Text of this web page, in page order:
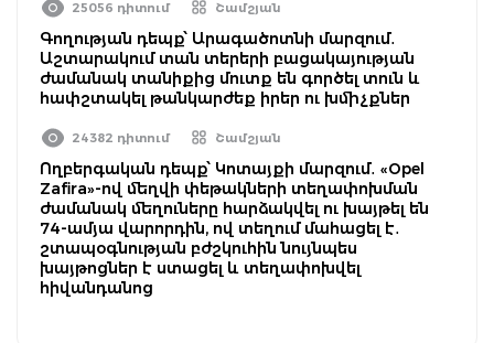
25056 դիտում Շամշյան
Գողության դեպք՝ Արագածոտնի մարզում․
Աշտարակում տան տերերի բացակայության
ժամանակ տանիքից մուտք են գործել տուն և
հափշտակել թանկարժեք իրեր ու խմիչքներ
24382 դիտում Շամշյան
Ողբերգական դեպք՝ Կոտայքի մարզում․ «Opel
Zafira»-ով մեղվի փեթակների տեղափոխման
ժամանակ մեղուները հարձակվել ու խայթել են
74-ամյա վարորդին, ով տեղում մահացել է․
շտապօգնության բժշկուհին նույնպես
խայթոցներ է ստացել և տեղափոխվել
հիվանդանոց